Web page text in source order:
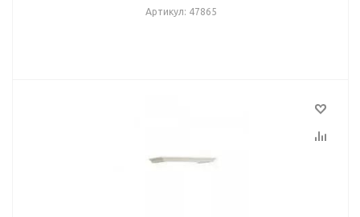
Артикул: 47865